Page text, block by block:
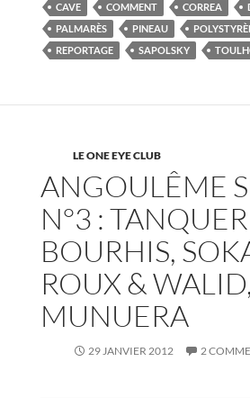
CAVE
COMMENT CORREA
PALMARÈS
PINEAU
REPORTAGE
SAPOLSKY
LE ONE EYE CLUB
ANGOULÊME
N°3 :
BOURHIS,
ROUX & WALID,
MUNUERA
29 JANVIER 2012 2